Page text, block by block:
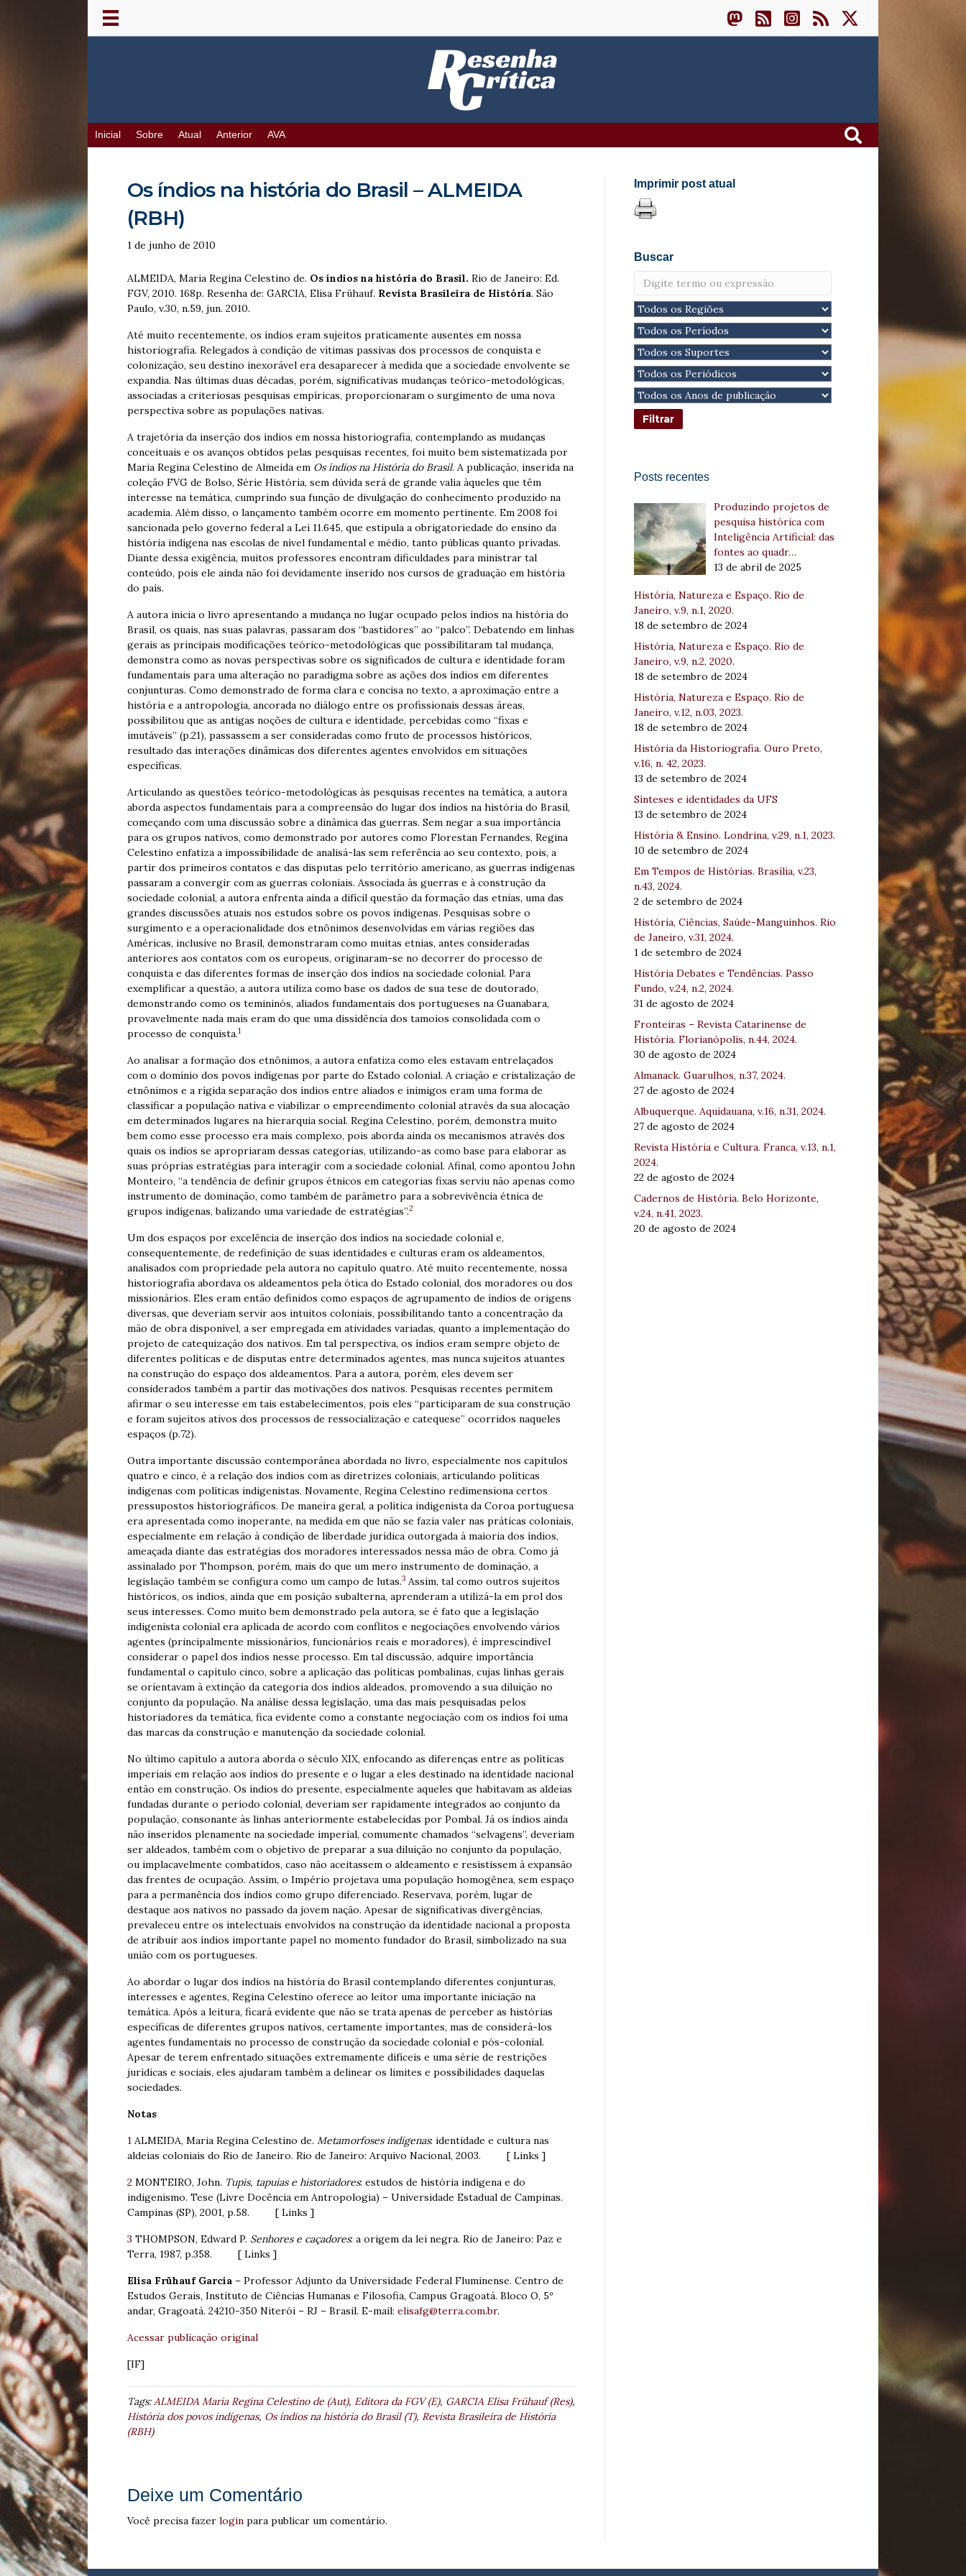
Inicial Sobre Atual Anterior AVA
Os índios na história do Brasil – ALMEIDA
(RBH)
1 de junho de 2010
ALMEIDA, Maria Regina Celestino de. Os índios na história do Brasil. Rio de Janeiro: Ed.
FGV, 2010. 168p. Resenha de: GARCIA, Elisa Frühauf. Revista Brasileira de História. São
Paulo, v.30, n.59, jun. 2010.
Até muito recentemente, os índios eram sujeitos praticamente ausentes em nossa
historiografia. Relegados à condição de vítimas passivas dos processos de conquista e
colonização, seu destino inexorável era desaparecer à medida que a sociedade envolvente se
expandia. Nas últimas duas décadas, porém, significativas mudanças teórico-metodológicas,
associadas a criteriosas pesquisas empíricas, proporcionaram o surgimento de uma nova
perspectiva sobre as populações nativas.
A trajetória da inserção dos índios em nossa historiografia, contemplando as mudanças
conceituais e os avanços obtidos pelas pesquisas recentes, foi muito bem sistematizada por
Maria Regina Celestino de Almeida em Os índios na História do Brasil. A publicação, inserida na
coleção FVG de Bolso, Série História, sem dúvida será de grande valia àqueles que têm
interesse na temática, cumprindo sua função de divulgação do conhecimento produzido na
academia. Além disso, o lançamento também ocorre em momento pertinente. Em 2008 foi
sancionada pelo governo federal a Lei 11.645, que estipula a obrigatoriedade do ensino da
história indígena nas escolas de nível fundamental e médio, tanto públicas quanto privadas.
Diante dessa exigência, muitos professores encontram dificuldades para ministrar tal
conteúdo, pois ele ainda não foi devidamente inserido nos cursos de graduação em história
do país.
A autora inicia o livro apresentando a mudança no lugar ocupado pelos índios na história do
Brasil, os quais, nas suas palavras, passaram dos “bastidores” ao “palco”. Debatendo em linhas
gerais as principais modificações teórico-metodológicas que possibilitaram tal mudança,
demonstra como as novas perspectivas sobre os significados de cultura e identidade foram
fundamentais para uma alteração no paradigma sobre as ações dos índios em diferentes
conjunturas. Como demonstrado de forma clara e concisa no texto, a aproximação entre a
história e a antropologia, ancorada no diálogo entre os profissionais dessas áreas,
possibilitou que as antigas noções de cultura e identidade, percebidas como “fixas e
imutáveis” (p.21), passassem a ser consideradas como fruto de processos históricos,
resultado das interações dinâmicas dos diferentes agentes envolvidos em situações
específicas.
Articulando as questões teórico-metodológicas às pesquisas recentes na temática, a autora
aborda aspectos fundamentais para a compreensão do lugar dos índios na história do Brasil,
começando com uma discussão sobre a dinâmica das guerras. Sem negar a sua importância
para os grupos nativos, como demonstrado por autores como Florestan Fernandes, Regina
Celestino enfatiza a impossibilidade de analisá-las sem referência ao seu contexto, pois, a
partir dos primeiros contatos e das disputas pelo território americano, as guerras indígenas
passaram a convergir com as guerras coloniais. Associada às guerras e à construção da
sociedade colonial, a autora enfrenta ainda a difícil questão da formação das etnias, uma das
grandes discussões atuais nos estudos sobre os povos indígenas. Pesquisas sobre o
surgimento e a operacionalidade dos etnônimos desenvolvidas em várias regiões das
Américas, inclusive no Brasil, demonstraram como muitas etnias, antes consideradas
anteriores aos contatos com os europeus, originaram-se no decorrer do processo de
conquista e das diferentes formas de inserção dos índios na sociedade colonial. Para
exemplificar a questão, a autora utiliza como base os dados de sua tese de doutorado,
demonstrando como os temininós, aliados fundamentais dos portugueses na Guanabara,
provavelmente nada mais eram do que uma dissidência dos tamoios consolidada com o
processo de conquista.1
Ao analisar a formação dos etnônimos, a autora enfatiza como eles estavam entrelaçados
com o domínio dos povos indígenas por parte do Estado colonial. A criação e cristalização de
etnônimos e a rígida separação dos índios entre aliados e inimigos eram uma forma de
classificar a população nativa e viabilizar o empreendimento colonial através da sua alocação
em determinados lugares na hierarquia social. Regina Celestino, porém, demonstra muito
bem como esse processo era mais complexo, pois aborda ainda os mecanismos através dos
quais os índios se apropriaram dessas categorias, utilizando-as como base para elaborar as
suas próprias estratégias para interagir com a sociedade colonial. Afinal, como apontou John
Monteiro, “a tendência de definir grupos étnicos em categorias fixas serviu não apenas como
instrumento de dominação, como também de parâmetro para a sobrevivência étnica de
grupos indígenas, balizando uma variedade de estratégias”.2
Um dos espaços por excelência de inserção dos índios na sociedade colonial e,
consequentemente, de redefinição de suas identidades e culturas eram os aldeamentos,
analisados com propriedade pela autora no capítulo quatro. Até muito recentemente, nossa
historiografia abordava os aldeamentos pela ótica do Estado colonial, dos moradores ou dos
missionários. Eles eram então definidos como espaços de agrupamento de índios de origens
diversas, que deveriam servir aos intuitos coloniais, possibilitando tanto a concentração da
mão de obra disponível, a ser empregada em atividades variadas, quanto a implementação do
projeto de catequização dos nativos. Em tal perspectiva, os índios eram sempre objeto de
diferentes políticas e de disputas entre determinados agentes, mas nunca sujeitos atuantes
na construção do espaço dos aldeamentos. Para a autora, porém, eles devem ser
considerados também a partir das motivações dos nativos. Pesquisas recentes permitem
afirmar o seu interesse em tais estabelecimentos, pois eles “participaram de sua construção
e foram sujeitos ativos dos processos de ressocialização e catequese” ocorridos naqueles
espaços (p.72).
Outra importante discussão contemporânea abordada no livro, especialmente nos capítulos
quatro e cinco, é a relação dos índios com as diretrizes coloniais, articulando políticas
indígenas com políticas indigenistas. Novamente, Regina Celestino redimensiona certos
pressupostos historiográficos. De maneira geral, a política indigenista da Coroa portuguesa
era apresentada como inoperante, na medida em que não se fazia valer nas práticas coloniais,
especialmente em relação à condição de liberdade jurídica outorgada à maioria dos índios,
ameaçada diante das estratégias dos moradores interessados nessa mão de obra. Como já
assinalado por Thompson, porém, mais do que um mero instrumento de dominação, a
legislação também se configura como um campo de lutas.3 Assim, tal como outros sujeitos
históricos, os índios, ainda que em posição subalterna, aprenderam a utilizá-la em prol dos
seus interesses. Como muito bem demonstrado pela autora, se é fato que a legislação
indigenista colonial era aplicada de acordo com conflitos e negociações envolvendo vários
agentes (principalmente missionários, funcionários reais e moradores), é imprescindível
considerar o papel dos índios nesse processo. Em tal discussão, adquire importância
fundamental o capítulo cinco, sobre a aplicação das políticas pombalinas, cujas linhas gerais
se orientavam à extinção da categoria dos índios aldeados, promovendo a sua diluição no
conjunto da população. Na análise dessa legislação, uma das mais pesquisadas pelos
historiadores da temática, fica evidente como a constante negociação com os índios foi uma
das marcas da construção e manutenção da sociedade colonial.
No último capítulo a autora aborda o século XIX, enfocando as diferenças entre as políticas
imperiais em relação aos índios do presente e o lugar a eles destinado na identidade nacional
então em construção. Os índios do presente, especialmente aqueles que habitavam as aldeias
fundadas durante o período colonial, deveriam ser rapidamente integrados ao conjunto da
população, consonante às linhas anteriormente estabelecidas por Pombal. Já os índios ainda
não inseridos plenamente na sociedade imperial, comumente chamados “selvagens”, deveriam
ser aldeados, também com o objetivo de preparar a sua diluição no conjunto da população,
ou implacavelmente combatidos, caso não aceitassem o aldeamento e resistissem à expansão
das frentes de ocupação. Assim, o Império projetava uma população homogênea, sem espaço
para a permanência dos índios como grupo diferenciado. Reservava, porém, lugar de
destaque aos nativos no passado da jovem nação. Apesar de significativas divergências,
prevaleceu entre os intelectuais envolvidos na construção da identidade nacional a proposta
de atribuir aos índios importante papel no momento fundador do Brasil, simbolizado na sua
união com os portugueses.
Ao abordar o lugar dos índios na história do Brasil contemplando diferentes conjunturas,
interesses e agentes, Regina Celestino oferece ao leitor uma importante iniciação na
temática. Após a leitura, ficará evidente que não se trata apenas de perceber as histórias
específicas de diferentes grupos nativos, certamente importantes, mas de considerá-los
agentes fundamentais no processo de construção da sociedade colonial e pós-colonial.
Apesar de terem enfrentado situações extremamente difíceis e uma série de restrições
jurídicas e sociais, eles ajudaram também a delinear os limites e possibilidades daquelas
sociedades.
Notas
1 ALMEIDA, Maria Regina Celestino de. Metamorfoses indígenas: identidade e cultura nas
aldeias coloniais do Rio de Janeiro. Rio de Janeiro: Arquivo Nacional, 2003. [ Links ]
2 MONTEIRO, John. Tupis, tapuias e historiadores: estudos de história indígena e do
indigenismo. Tese (Livre Docência em Antropologia) – Universidade Estadual de Campinas.
Campinas (SP), 2001, p.58. [ Links ]
3 THOMPSON, Edward P. Senhores e caçadores: a origem da lei negra. Rio de Janeiro: Paz e
Terra, 1987, p.358. [ Links ]
Elisa Frühauf Garcia – Professor Adjunto da Universidade Federal Fluminense. Centro de
Estudos Gerais, Instituto de Ciências Humanas e Filosofia, Campus Gragoatá. Bloco O, 5º
andar, Gragoatá. 24210-350 Niterói – RJ – Brasil. E-mail: elisafg@terra.com.br.
Acessar publicação original
[IF]
Tags:ALMEIDA Maria Regina Celestino de (Aut), Editora da FGV (E), GARCIA Elisa Frühauf (Res),
História dos povos indígenas, Os índios na história do Brasil (T), Revista Brasileira de História
(RBH)
Deixe um Comentário
Você precisa fazer login para publicar um comentário.
Imprimir post atual
Buscar
Posts recentes
Produzindo projetos de
pesquisa histórica com
Inteligência Artificial: das
fontes ao quadr…
13 de abril de 2025
História, Natureza e Espaço. Rio de
Janeiro, v.9, n.1, 2020.
18 de setembro de 2024
História, Natureza e Espaço. Rio de
Janeiro, v.9, n.2, 2020.
18 de setembro de 2024
História, Natureza e Espaço. Rio de
Janeiro, v.12, n.03, 2023.
18 de setembro de 2024
História da Historiografia. Ouro Preto,
v.16, n. 42, 2023.
13 de setembro de 2024
Sínteses e identidades da UFS
13 de setembro de 2024
História & Ensino. Londrina, v.29, n.1, 2023.
10 de setembro de 2024
Em Tempos de Histórias. Brasília, v.23,
n.43, 2024.
2 de setembro de 2024
História, Ciências, Saúde-Manguinhos. Rio
de Janeiro, v.31, 2024.
1 de setembro de 2024
História Debates e Tendências. Passo
Fundo, v.24, n.2, 2024.
31 de agosto de 2024
Fronteiras – Revista Catarinense de
História. Florianópolis, n.44, 2024.
30 de agosto de 2024
Almanack. Guarulhos, n.37, 2024.
27 de agosto de 2024
Albuquerque. Aquidauana, v.16, n.31, 2024.
27 de agosto de 2024
Revista História e Cultura. Franca, v.13, n.1,
2024.
22 de agosto de 2024
Cadernos de História. Belo Horizonte,
v.24, n.41, 2023.
20 de agosto de 2024